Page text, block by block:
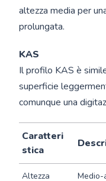
altezza media per
prolungata.
KAS
Il profilo KAS è
superficie
comunque una
Caratteri
stica
Altezza